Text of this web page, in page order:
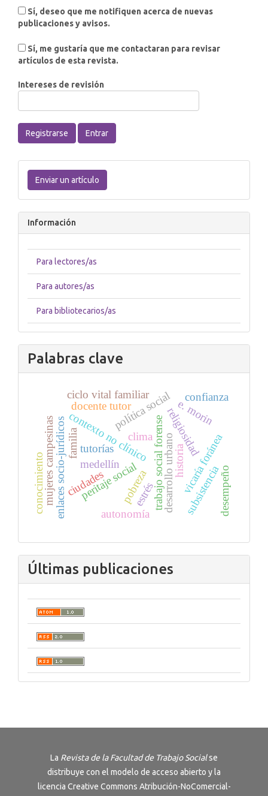
publicaciones y avisos.
artículos de esta revista.
Intereses de revisión
Registrarse Entrar
un
artículo
Enviar un artículo
Información
Para lectores/as
Para autores/as
Para bibliotecarios/as
Palabras clave
peritaje social trabajo social forense
contexto no clínico
familia
enlaces socio-jurídicos
política social
pobreza
religiosidad
vicaría foránea
medellín
tutorías
docente tutor
ciclo vital familiar
mujeres campesinas
autonomía subsistencia
desarrollo urbano
ciudades
conocimiento
e. morin
historia
clima
estrés
confianza
desempeño
Últimas publicaciones
La Revista de la Facultad de Trabajo Socialse
distribuye con el modelo de acceso abierto y la
licencia Creative Commons Atribución-NoComercial-